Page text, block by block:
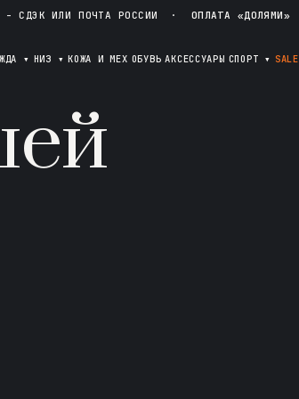
- СДЭК ИЛИ ПОЧТА РОССИИ · ОПЛАТА «ДОЛЯМИ»
▾ НИЗ ▾ КОЖА И МЕХ ОБУВЬ АКСЕССУАРЫ СПОРТ ▾ SALE